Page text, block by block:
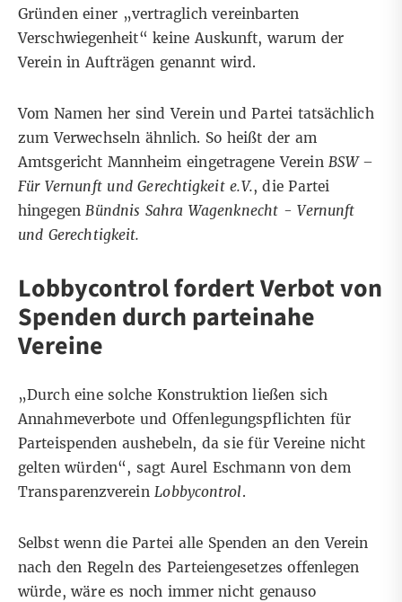
Gründen einer „vertraglich vereinbarten
Verschwiegenheit“ keine Auskunft, warum der
Verein in Aufträgen genannt wird.
Vom Namen her sind Verein und Partei tatsächlich
zum Verwechseln ähnlich. So heißt der am
Amtsgericht Mannheim eingetragene VereinBSW –
Für Vernunft und Gerechtigkeit e.V., die Partei
hingegenBündnis Sahra Wagenknecht -­ Vernunft
und Gerechtigkeit.
Lobbycontrol fordert Verbot von
Spenden durch parteinahe
Vereine
„Durch eine solche Konstruktion ließen sich
Annahmeverbote und Offenlegungspflichten für
Parteispenden aushebeln, da sie für Vereine nicht
gelten würden“, sagt Aurel Eschmann von dem
TransparenzvereinLobbycontrol.
Selbst wenn die Partei alle Spenden an den Verein
nach den Regeln des Parteiengesetzes offenlegen
würde, wäre es noch immer nicht genauso